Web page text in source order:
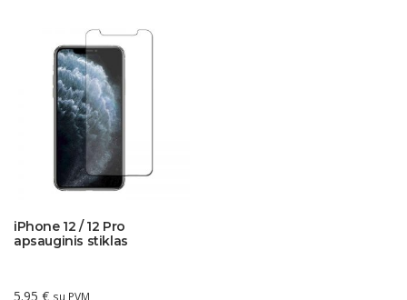
iPhone 12 / 12 Pro
apsauginis stiklas
5.95 € su PVM